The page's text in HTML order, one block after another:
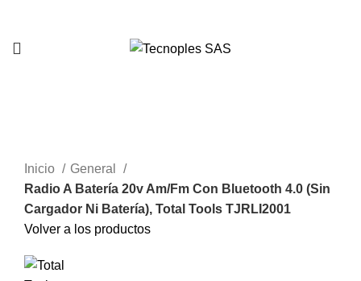
Inicio
General
Radio A Batería 20v Am/Fm Con Bluetooth 4.0 (Sin
Cargador Ni Batería), Total Tools TJRLI2001
Volver a los productos